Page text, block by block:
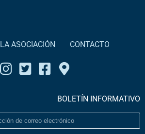
LA ASOCIACIÓN CONTACTO
BOLETÍN INFORMATIVO